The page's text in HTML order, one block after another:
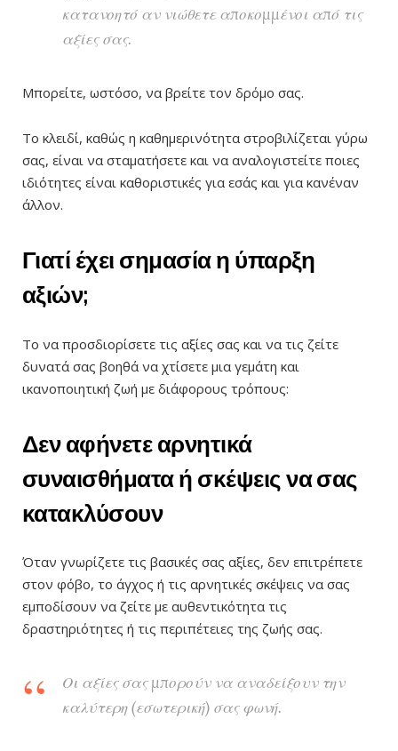
κατανοητό αν νιώθετε αποκομμένοι από τις
αξίες σας.
Μπορείτε, ωστόσο, να βρείτε τον δρόμο σας.
Το κλειδί, καθώς η καθημερινότητα στροβιλίζεται γύρω
σας, είναι να σταματήσετε και να αναλογιστείτε ποιες
ιδιότητες είναι καθοριστικές για εσάς και για κανέναν
άλλον.
Γιατί έχει σημασία η ύπαρξη
αξιών;
Το να προσδιορίσετε τις αξίες σας και να τις ζείτε
δυνατά σας βοηθά να χτίσετε μια γεμάτη και
ικανοποιητική ζωή με διάφορους τρόπους:
Δεν αφήνετε αρνητικά
συναισθήματα ή σκέψεις να σας
κατακλύσουν
Όταν γνωρίζετε τις βασικές σας αξίες, δεν επιτρέπετε
στον φόβο, το άγχος ή τις αρνητικές σκέψεις να σας
εμποδίσουν να ζείτε με αυθεντικότητα τις
δραστηριότητες ή τις περιπέτειες της ζωής σας.
Οι αξίες σας μπορούν να αναδείξουν την
καλύτερη (εσωτερική) σας φωνή.